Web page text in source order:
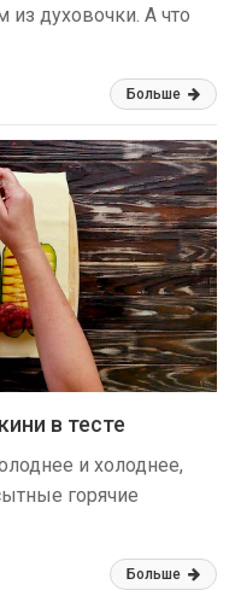
из духовочки. А что
Больше
в тесте
и холоднее,
горячие
Больше